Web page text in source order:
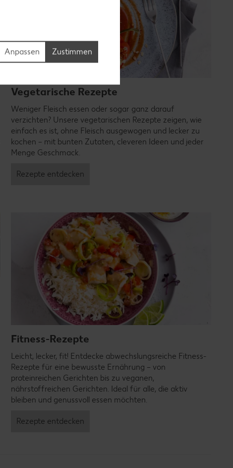
Vegetarische Rezepte
Weniger Fleisch essen oder sogar ganz darauf
verzichten? Unsere vegetarischen Rezepte zeigen, wie
einfach es ist, ohne Fleisch ausgewogen und lecker zu
kochen – mit bunten Zutaten, cleveren Ideen und jeder
Menge Geschmack.
Rezepte entdecken
Fitness-Rezepte
Leicht, lecker, fit! Entdecke abwechslungsreiche Fitness-
Rezepte für eine bewusste Ernährung – von
proteinreichen Gerichten bis zu veganen,
nährstoffreichen Gerichten. Ideal für alle, die aktiv
bleiben und genussvoll essen möchten.
Rezepte entdecken
Zustimmen
Anpassen